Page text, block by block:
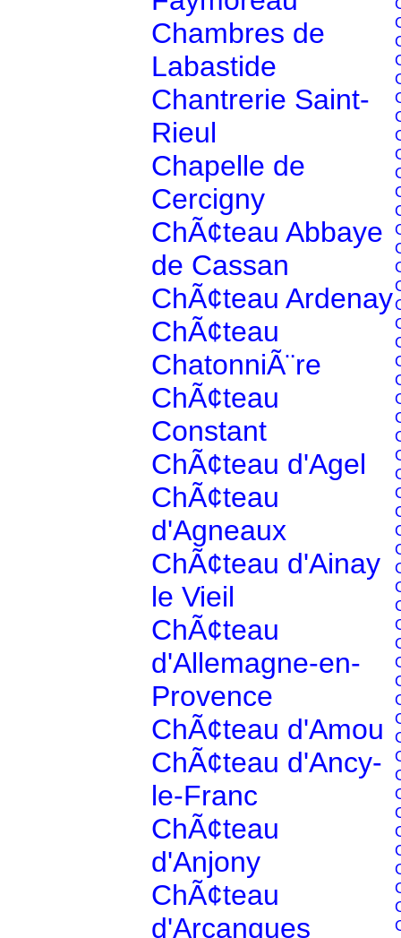
Chambres de
Labastide
Chantrerie Saint-
Rieul
Chapelle de
Cercigny
ChÃ¢teau Abbaye
de Cassan
ChÃ¢teau Ardenay
ChÃ¢teau
ChatonniÃ¨re
ChÃ¢teau
Constant
ChÃ¢teau d'Agel
ChÃ¢teau
d'Agneaux
ChÃ¢teau d'Ainay
le Vieil
ChÃ¢teau
d'Allemagne-en-
Provence
ChÃ¢teau d'Amou
ChÃ¢teau d'Ancy-
le-Franc
ChÃ¢teau
d'Anjony
ChÃ¢teau
d'Arcangues